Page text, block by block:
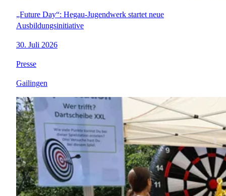
„Future Day“: Hegau-Jugendwerk startet neue
Ausbildungsinitiative
30. Juli 2026
Presse
Gailingen